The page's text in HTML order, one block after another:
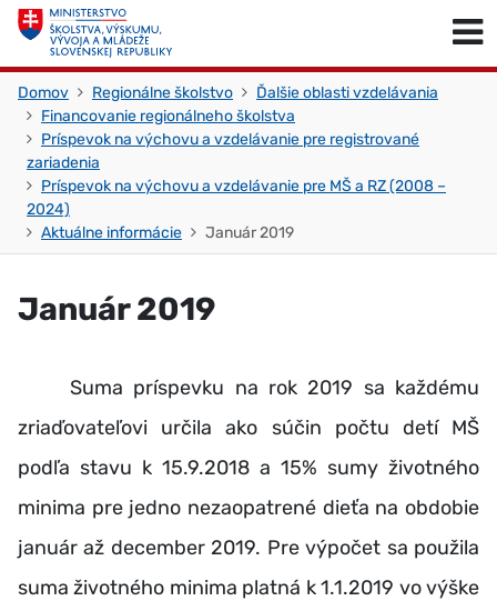
Skočiť na obsah
Domov Regionálne školstvo
Ďalšie oblasti vzdelávania
Financovanie regionálneho školstva
Príspevok na výchovu a vzdelávanie pre registrované
zariadenia
Príspevok na výchovu a vzdelávanie pre MŠ a RZ (2008 –
2024)
Aktuálne informácie
Január 2019
Január 2019
Suma príspevku na rok 2019 sa každému
zriaďovateľovi určila ako súčin počtu detí MŠ
podľa stavu k 15.9.2018 a 15% sumy životného
minima pre jedno nezaopatrené dieťa na obdobie
január až december 2019. Pre výpočet sa použila
suma životného minima platná k 1.1.2019 vo výške
Skočiť na začiatok stránky